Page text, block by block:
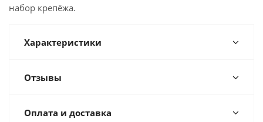
набор крепёжа.
Характеристики
Отзывы
Оплата и доставка